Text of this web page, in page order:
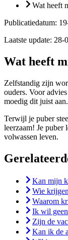
Wat heeft
Publicatiedatum:
Laatste update: 28-
Wat heeft
Zelfstandig zijn
ouders. Voor
moedig dit juist aan.
Terwijl je puber
leerzaam! Je puber
volwassen leven.
Kan mijn
Wie
Waarom
Ik wil
Zijn de
Kan ik de